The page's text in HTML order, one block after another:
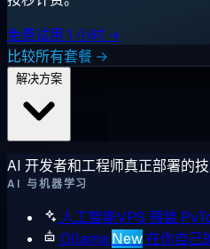
免费试用 1 小时 →
比较所有套餐 →
AI 开发者和工程师真正部署的技
AI 与机器学习
人工智能VPS 预装
Ollama New在你自己